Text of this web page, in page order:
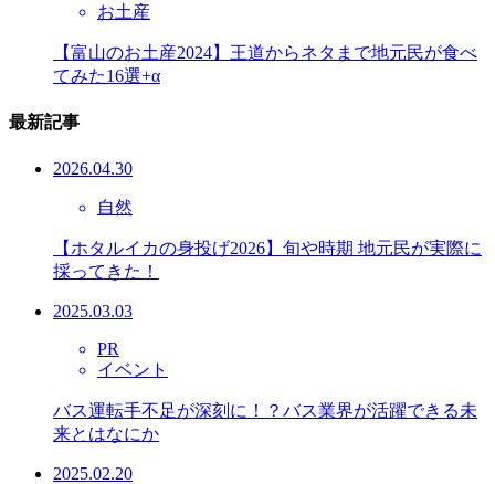
お土産
【富山のお土産2024】王道からネタまで地元民が食べ
てみた16選+α
最新記事
2026.04.30
自然
【ホタルイカの身投げ2026】旬や時期 地元民が実際に
採ってきた！
2025.03.03
PR
イベント
バス運転手不足が深刻に！？バス業界が活躍できる未
来とはなにか
2025.02.20